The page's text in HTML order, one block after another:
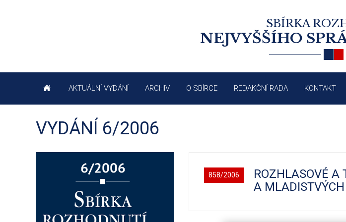
SBÍRKA
NEJVYŠŠÍHO
AKTUÁLNÍ VYDÁNÍ ARCHIV O SBÍRCE REDAKČNÍ RADA KONTAKT
VYDÁNÍ 6/2006
858/2006
ROZHLASOVÉ A
A MLADISTVÝCH